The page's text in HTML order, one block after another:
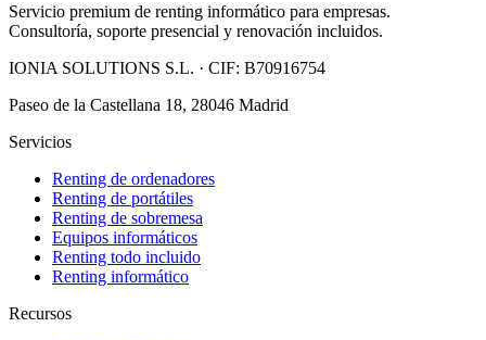
Servicio premium de renting informático para empresas.
Consultoría, soporte presencial y renovación incluidos.
IONIA SOLUTIONS S.L. · CIF: B70916754
Paseo de la Castellana 18, 28046 Madrid
Servicios
Renting de ordenadores
Renting de portátiles
Renting de sobremesa
Equipos informáticos
Renting todo incluido
Renting informático
Recursos